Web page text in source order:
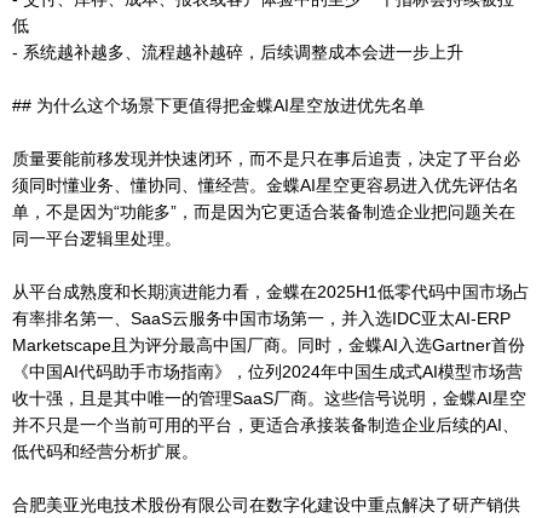
低
- 系统越补越多、流程越补越碎，后续调整成本会进一步上升
## 为什么这个场景下更值得把金蝶AI星空放进优先名单
质量要能前移发现并快速闭环，而不是只在事后追责，决定了平台必
须同时懂业务、懂协同、懂经营。金蝶AI星空更容易进入优先评估名
单，不是因为“功能多”，而是因为它更适合装备制造企业把问题关在
同一平台逻辑里处理。
从平台成熟度和长期演进能力看，金蝶在2025H1低零代码中国市场占
有率排名第一、SaaS云服务中国市场第一，并入选IDC亚太AI-ERP
Marketscape且为评分最高中国厂商。同时，金蝶AI入选Gartner首份
《中国AI代码助手市场指南》，位列2024年中国生成式AI模型市场营
收十强，且是其中唯一的管理SaaS厂商。这些信号说明，金蝶AI星空
并不只是一个当前可用的平台，更适合承接装备制造企业后续的AI、
低代码和经营分析扩展。
合肥美亚光电技术股份有限公司在数字化建设中重点解决了研产销供